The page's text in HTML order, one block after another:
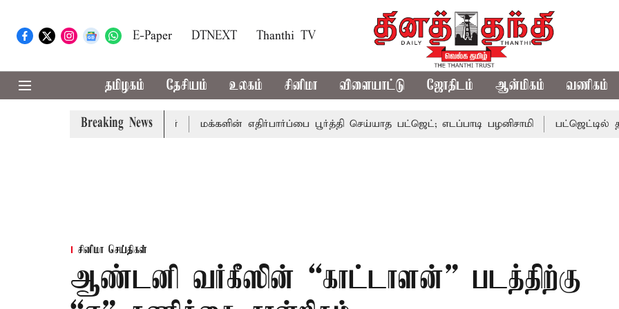
E-Paper DTNEXT Thanthi TV
தமிழகம் தேசியம் உலகம் சினிமா விளையாட்டு ஜோதிடம் ஆன்மிகம் வணிகம்
Breaking News
ஜே.சி.டி.பிரபாகர் மக்களின் எதிர்பார்ப்பை பூர்த்தி செய்யாத பட்ஜெட்; எடப்பாடி பழனிசாமி பட்ஜெட்டில் தவெக
சினிமா செய்திகள்
ஆண்டனி வர்கீஸின் “காட்டாளன்” படத்திற்கு